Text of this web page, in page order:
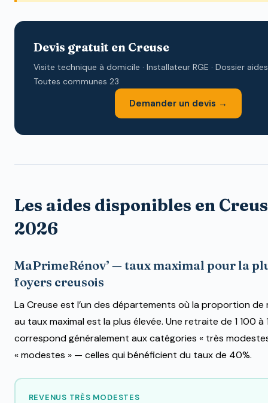
Devis gratuit en Creuse
Visite technique à domicile · Installateur RGE · Dossier
Toutes communes 23
Demander un devis →
Les aides disponibles en
2026
MaPrimeRénov’ — taux maximal pour la
foyers creusois
La Creuse est l’un des départements où la proportion de
au taux maximal est la plus élevée. Une retraite de 1 100
correspond généralement aux catégories « très
« modestes » — celles qui bénéficient du taux de 40%.
REVENUS TRÈS MODESTES